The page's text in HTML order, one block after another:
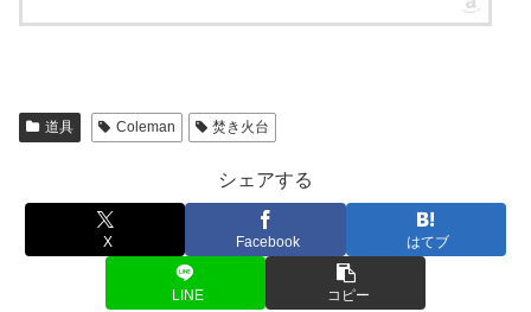
道具 Coleman 焚き火台
シェアする
X Facebook はてブ
LINE コピー